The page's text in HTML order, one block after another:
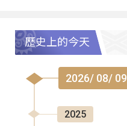
歷史上的今天
2026/ 08/ 09
2025